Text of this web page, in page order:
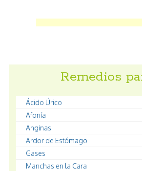
Remedios
Ácido Úrico
Afonía
Anginas
Ardor de Estómago
Gases
Manchas en la Cara